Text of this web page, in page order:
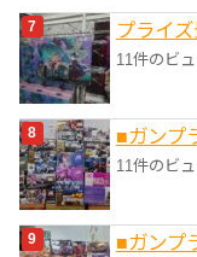
プライ
11件のビ
■ガンプ
11件のビ
■ガンプ